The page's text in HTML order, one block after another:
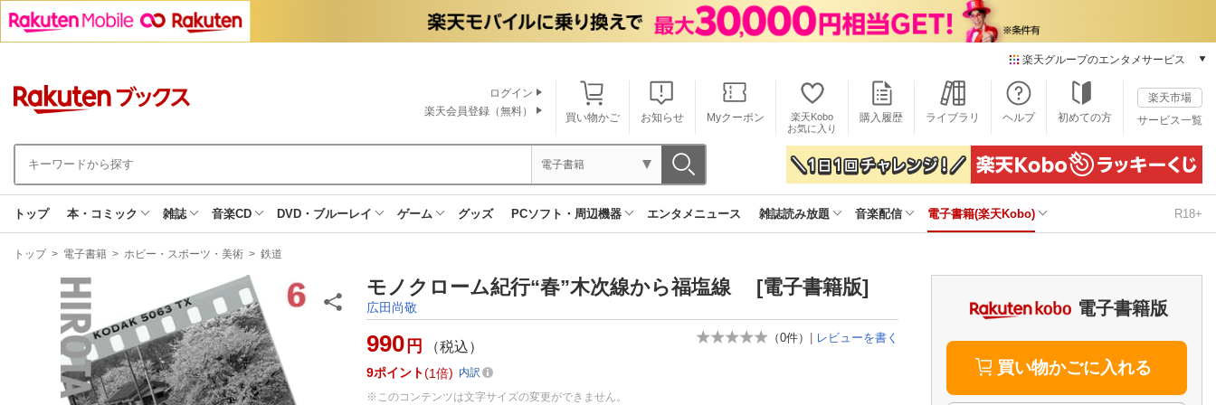
楽天グループのエンタメサービス
本/ゲーム/CD/DVD
楽天ブックス
電子書籍
楽天Kobo
雑誌読み放題
楽天ミュージック
楽天TV
動画配信ガイド
Rakuten PLAY
Rチャンネル
買い物かご お知らせ Myクーポン
楽天Kobo
お気に入り
購入履歴 ライブラリ ヘルプ 初めての方
楽天市場
サービス一覧
ログイン
楽天会員登録（無料）
電子書籍
トップ 本・コミック 雑誌 音楽CD DVD・ブルーレイ ゲーム グッズ PCソフト・周辺機器 エンタメニュース 雑誌読み放題 音楽配信 電子書籍(楽天Kobo) R18+
現
トップ > 電子書籍 > ホビー・スポーツ・美術 > 鉄道
モノクローム紀行“春”木次線から福塩線 [電子書籍版]
広田尚敬
（0件） | レビューを書く
990 円 （税込）
9ポイント 1倍
内訳
※このコンテンツは文字サイズの変更ができません。
電子書籍版
買い物かごに入れる